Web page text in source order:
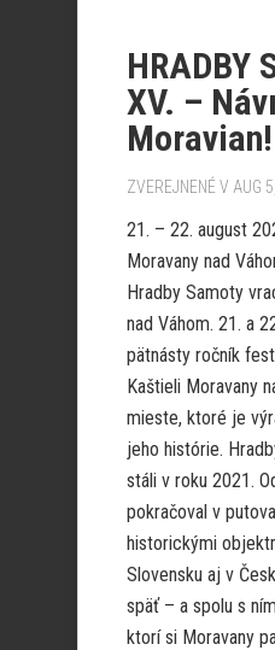
HRADBY
XV. –
Moravian!
ZVEREJNENÉ V AUG
21. – 22. august
Moravany nad
Hradby Samoty
nad Váhom. 21. a
pätnásty ročník
Kaštieli Moravany
mieste, ktoré je
jeho histórie.
stáli v roku 2021.
pokračoval v
historickými
Slovensku aj v
späť – a spolu s
ktorí si Moravany